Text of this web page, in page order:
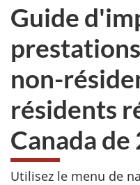
Guide
non-
résidents
Canada de
Utilisez le menu de